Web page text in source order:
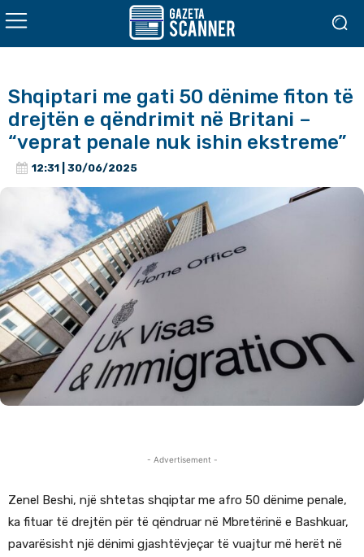
Shqiptari me gati 50 dënime fiton të
drejtën e qëndrimit në Britani –
“veprat penale nuk ishin ekstreme”
12:31 | 30/06/2025
- Advertisement -
Zenel Beshi, një shtetas shqiptar me afro 50 dënime penale,
ka fituar të drejtën për të qëndruar në Mbretërinë e Bashkuar,
pavarësisht një dënimi gjashtëvjeçar të vuajtur më herët në